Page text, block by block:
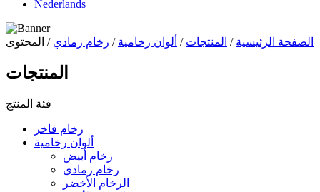
Nederlands
الصفحة الرئيسية / المنتجات / ألوان رخامية / رخام رمادي / المحتوى
المنتجات
فئة المنتج
رخام فاخر
ألوان رخامية
رخام أبيض
رخام رمادي
الرخام الأخضر